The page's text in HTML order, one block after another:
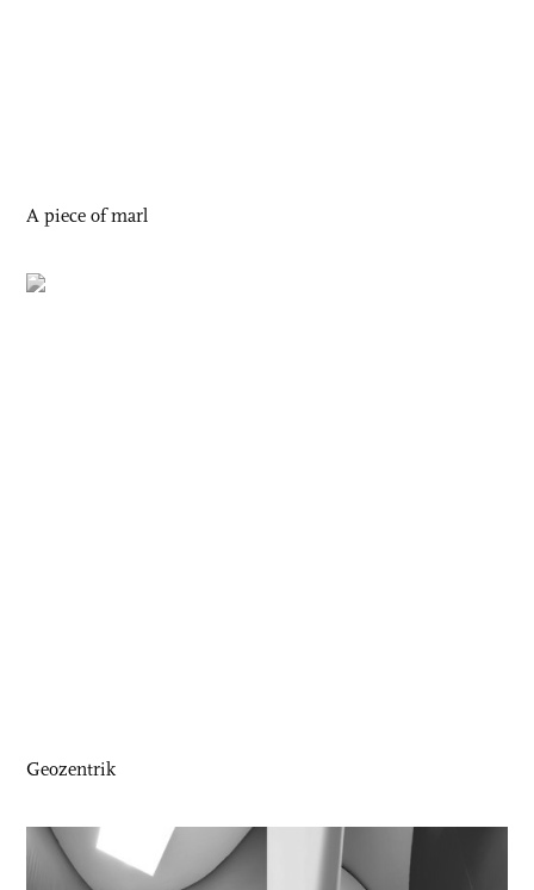
A piece of marl
Geozentrik